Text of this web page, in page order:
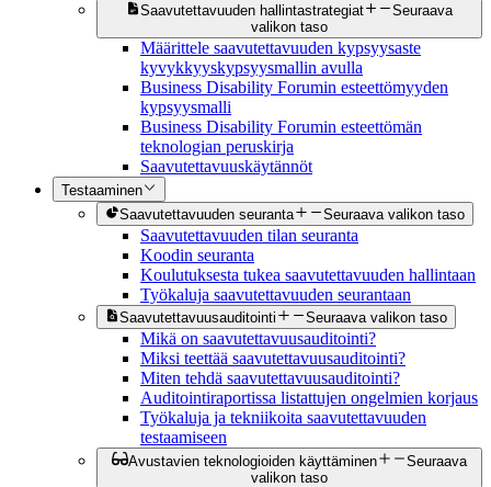
Saavutettavuuden hallintastrategiat
Seuraava
valikon taso
Määrittele saavutettavuuden kypsyysaste
kyvykkyyskypsyysmallin avulla
Business Disability Forumin esteettömyyden
kypsyysmalli
Business Disability Forumin esteettömän
teknologian peruskirja
Saavutettavuuskäytännöt
Testaaminen
Saavutettavuuden seuranta
Seuraava valikon taso
Saavutettavuuden tilan seuranta
Koodin seuranta
Koulutuksesta tukea saavutettavuuden hallintaan
Työkaluja saavutettavuuden seurantaan
Saavutettavuusauditointi Seuraava valikon taso
Mikä on saavutettavuusauditointi?
Miksi teettää saavutettavuusauditointi?
Miten tehdä saavutettavuusauditointi?
Auditointiraportissa listattujen ongelmien korjaus
Työkaluja ja tekniikoita saavutettavuuden
testaamiseen
Avustavien teknologioiden käyttäminen
Seuraava
valikon taso